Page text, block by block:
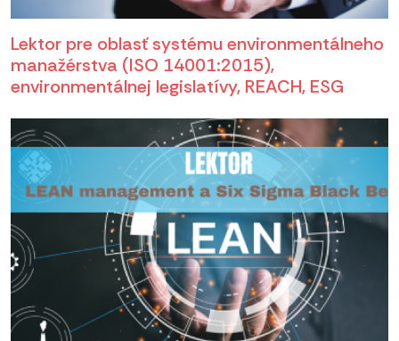
Lektor pre oblasť systému environmentálneho
manažérstva (ISO 14001:2015),
environmentálnej legislatívy, REACH, ESG